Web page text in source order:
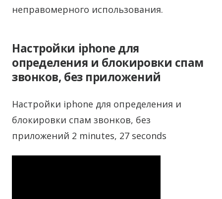
неправомерного использования.
Настройки iphone для
определения и блокировки спам
звонков, без приложений
Настройки iphone для определения и
блокировки спам звонков, без
приложений 2 minutes, 27 seconds